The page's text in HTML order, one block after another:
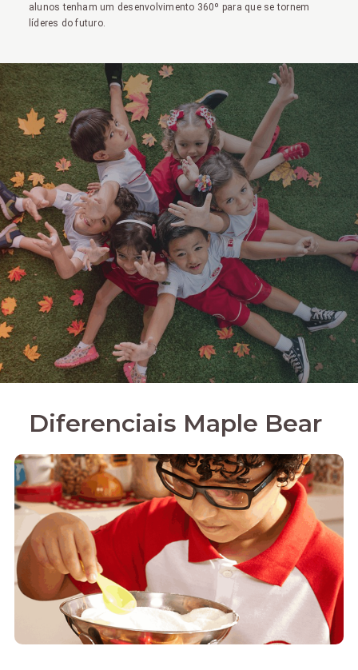
alunos tenham um desenvolvimento 360º para que se tornem
líderes do futuro.
Diferenciais Maple Bear